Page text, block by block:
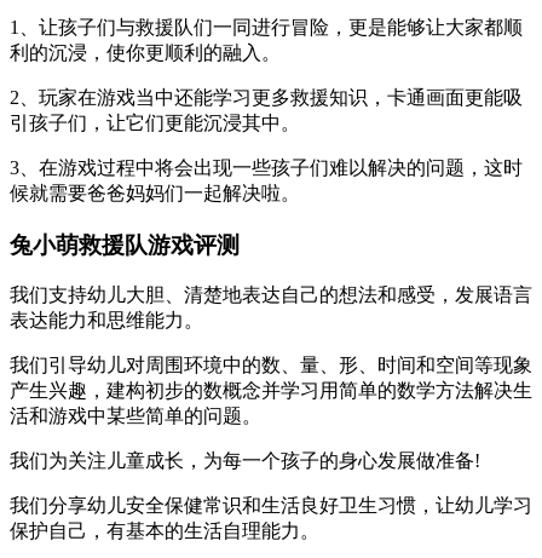
1、让孩子们与救援队们一同进行冒险，更是能够让大家都顺
利的沉浸，使你更顺利的融入。
2、玩家在游戏当中还能学习更多救援知识，卡通画面更能吸
引孩子们，让它们更能沉浸其中。
3、在游戏过程中将会出现一些孩子们难以解决的问题，这时
候就需要爸爸妈妈们一起解决啦。
兔小萌救援队游戏评测
我们支持幼儿大胆、清楚地表达自己的想法和感受，发展语言
表达能力和思维能力。
我们引导幼儿对周围环境中的数、量、形、时间和空间等现象
产生兴趣，建构初步的数概念并学习用简单的数学方法解决生
活和游戏中某些简单的问题。
我们为关注儿童成长，为每一个孩子的身心发展做准备!
我们分享幼儿安全保健常识和生活良好卫生习惯，让幼儿学习
保护自己，有基本的生活自理能力。